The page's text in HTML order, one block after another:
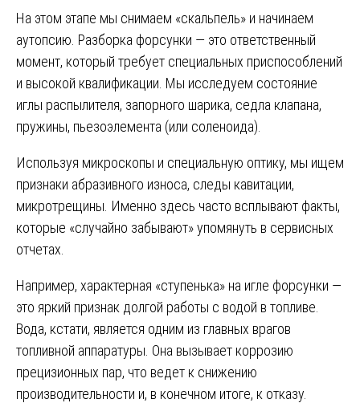
На этом этапе мы снимаем «скальпель» и начинаем
аутопсию. Разборка форсунки — это ответственный
момент, который требует специальных приспособлений
и высокой квалификации. Мы исследуем состояние
иглы распылителя, запорного шарика, седла клапана,
пружины, пьезоэлемента (или соленоида).
Используя микроскопы и специальную оптику, мы ищем
признаки абразивного износа, следы кавитации,
микротрещины. Именно здесь часто всплывают факты,
которые «случайно забывают» упомянуть в сервисных
отчетах.
Например, характерная «ступенька» на игле форсунки —
это яркий признак долгой работы с водой в топливе.
Вода, кстати, является одним из главных врагов
топливной аппаратуры. Она вызывает коррозию
прецизионных пар, что ведет к снижению
производительности и, в конечном итоге, к отказу.